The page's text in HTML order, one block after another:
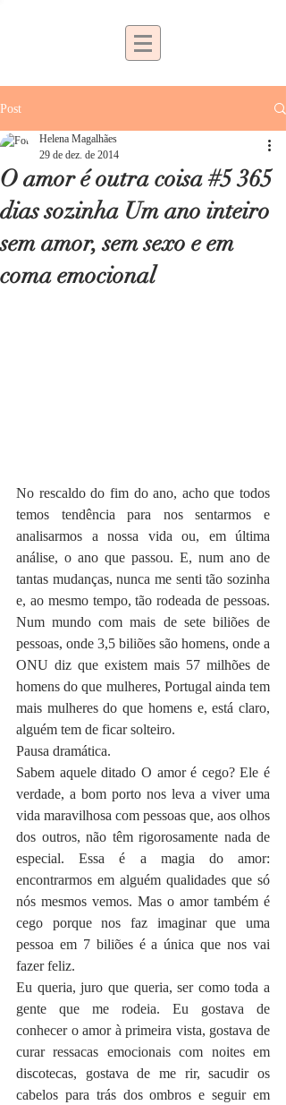
Post
O amor é outra coisa #5 365
dias sozinha Um ano inteiro
sem amor, sem sexo e em
coma emocional
Helena Magalhães
29 de dez. de 2014
No rescaldo do fim do ano, acho que todos
temos tendência para nos sentarmos e
analisarmos a nossa vida ou, em última
análise, o ano que passou. E, num ano de
tantas mudanças, nunca me senti tão sozinha
e, ao mesmo tempo, tão rodeada de pessoas.
Num mundo com mais de sete biliões de
pessoas, onde 3,5 biliões são homens, onde a
ONU diz que existem mais 57 milhões de
homens do que mulheres, Portugal ainda tem
mais mulheres do que homens e, está claro,
alguém tem de ficar solteiro.
Pausa dramática.
Sabem aquele ditado O amor é cego? Ele é
verdade, a bom porto nos leva a viver uma
vida maravilhosa com pessoas que, aos olhos
dos outros, não têm rigorosamente nada de
especial. Essa é a magia do amor:
encontrarmos em alguém qualidades que só
nós mesmos vemos. Mas o amor também é
cego porque nos faz imaginar que uma
pessoa em 7 biliões é a única que nos vai
fazer feliz.
Eu queria, juro que queria, ser como toda a
gente que me rodeia. Eu gostava de
conhecer o amor à primeira vista, gostava de
curar ressacas emocionais com noites em
discotecas, gostava de me rir, sacudir os
cabelos para trás dos ombros e seguir em